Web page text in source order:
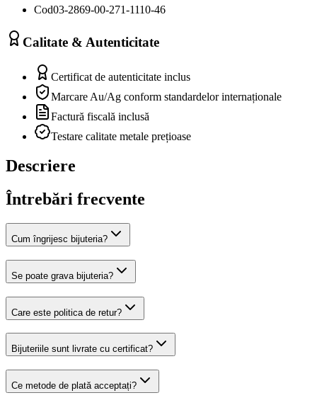
Cod03-2869-00-271-1110-46
Calitate & Autenticitate
Certificat de autenticitate inclus
Marcare Au/Ag conform standardelor internaționale
Factură fiscală inclusă
Testare calitate metale prețioase
Descriere
Întrebări frecvente
Cum îngrijesc bijuteria?
Se poate grava bijuteria?
Care este politica de retur?
Bijuteriile sunt livrate cu certificat?
Ce metode de plată acceptați?